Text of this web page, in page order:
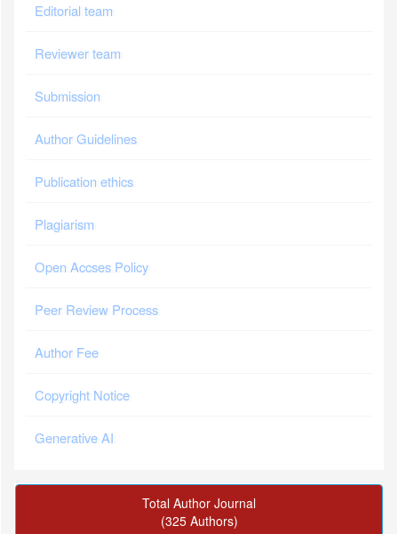
Editorial team
Reviewer team
Submission
Author Guidelines
Publication ethics
Plagiarism
Open Accses Policy
Peer Review Process
Author Fee
Copyright Notice
Generative AI
Total Author Journal
(325 Authors)